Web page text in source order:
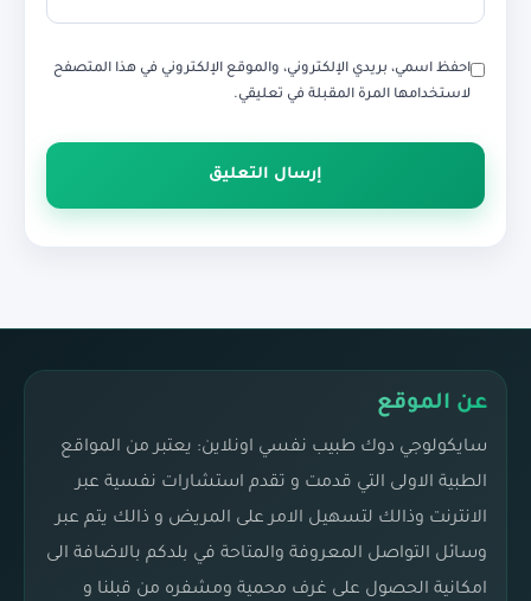
احفظ اسمي، بريدي الإلكتروني، والموقع الإلكتروني في هذا المتصفح
لاستخدامها المرة المقبلة في تعليقي.
عن الموقع
سايكولوجي دوك طبيب نفسي اونلاين: يعتبر من المواقع
الطبية الاولى التي قدمت و تقدم استشارات نفسية عبر
الانترنت وذالك لتسهيل الامر على المريض و ذالك يتم عبر
وسائل التواصل المعروفة والمتاحة في بلدكم بالاضافة الى
امكانية الحصول على غرف محمية ومشفره من قبلنا و